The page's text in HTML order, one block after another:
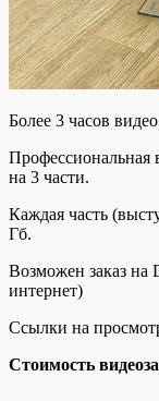
Более 3 часов
Профессиональная
на 3 части.
Каждая часть
Гб.
Возможен заказ на
интернет)
Ссылки на
Стоимость